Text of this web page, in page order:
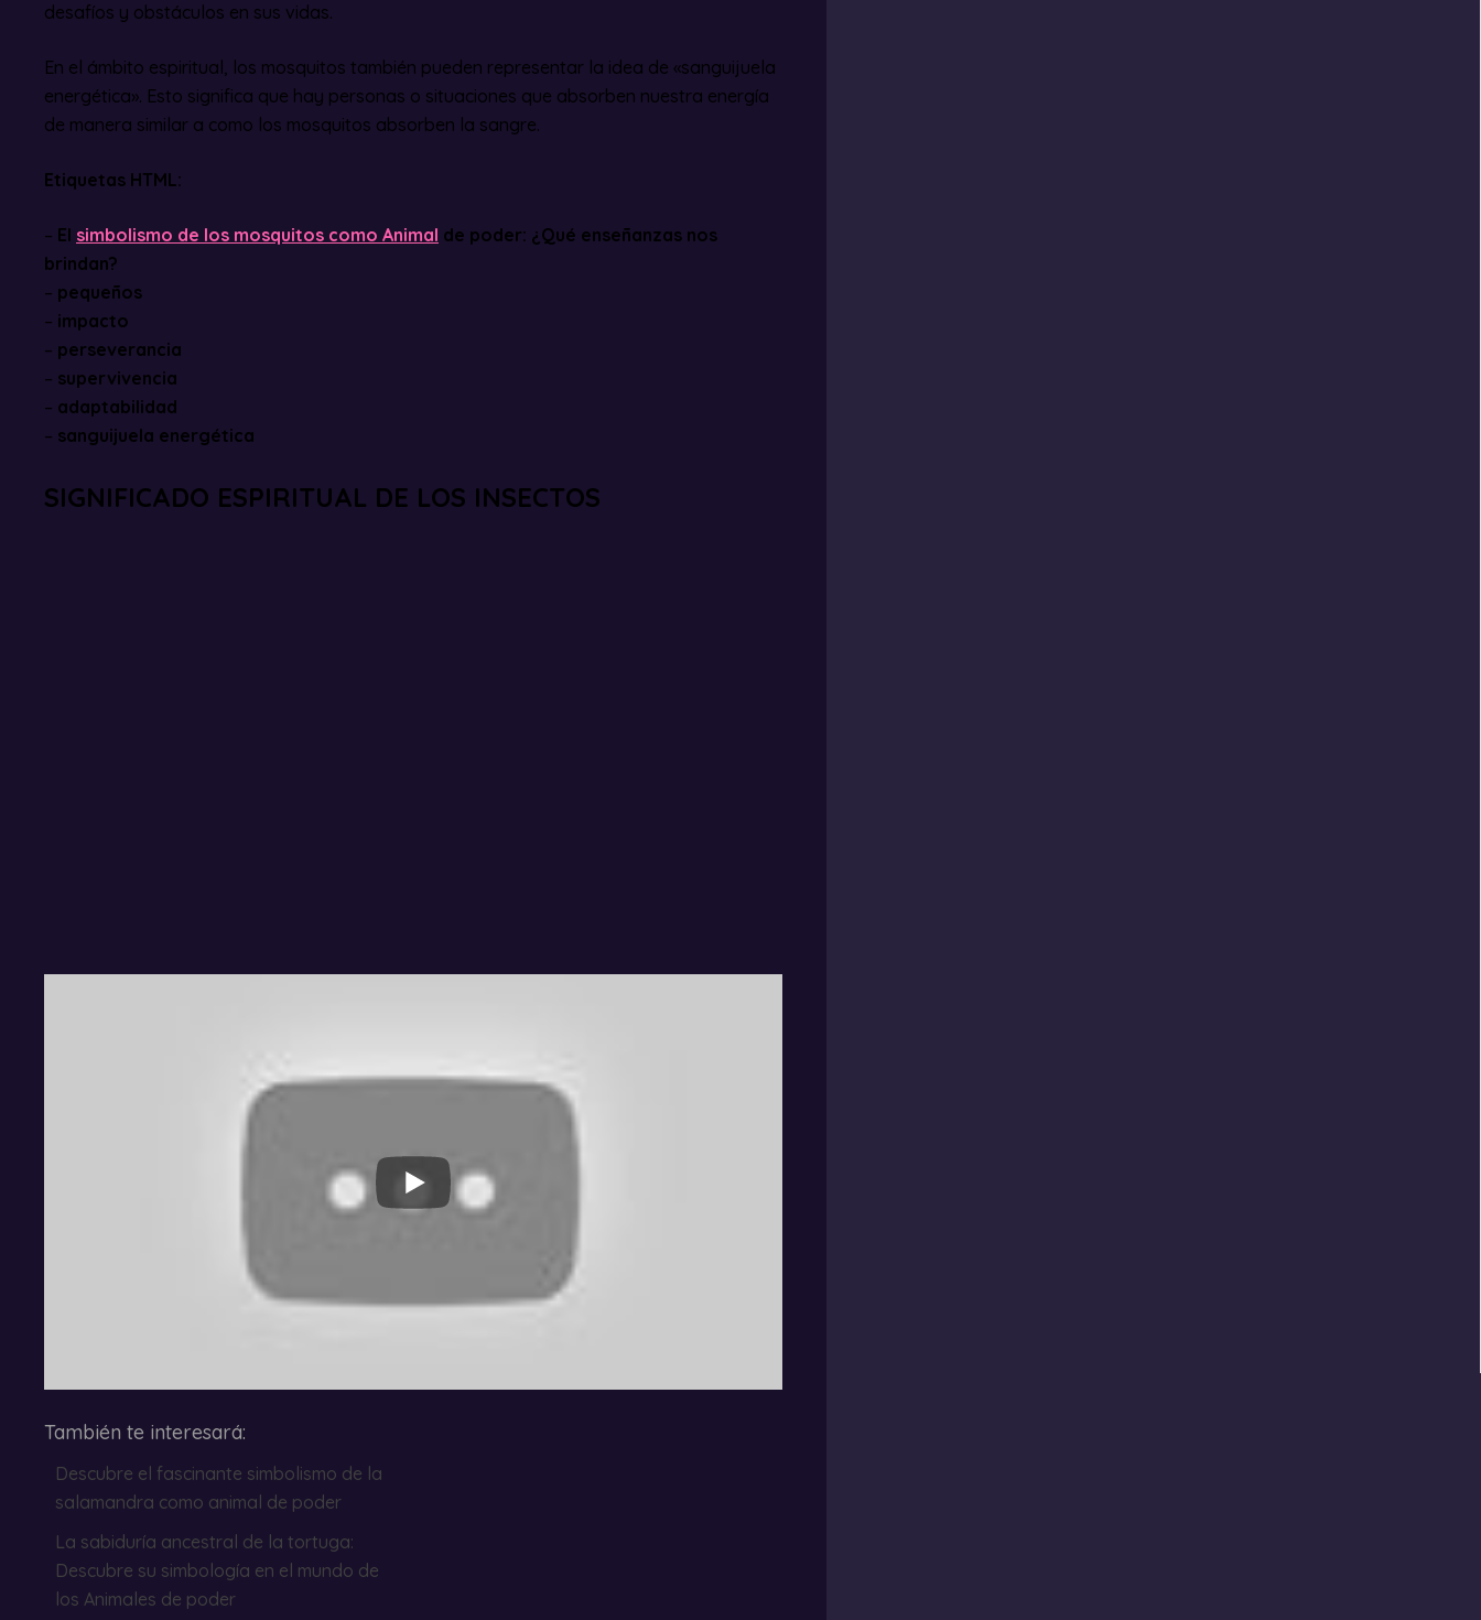
desafíos y obstáculos en sus vidas.
En el ámbito espiritual, los mosquitos también pueden representar la idea de «sanguijuela
energética». Esto significa que hay personas o situaciones que absorben nuestra energía
de manera similar a como los mosquitos absorben la sangre.
Etiquetas HTML:
– El simbolismo de los mosquitos como Animal de poder: ¿Qué enseñanzas nos
brindan?
– pequeños
– impacto
– perseverancia
– supervivencia
– adaptabilidad
– sanguijuela energética
SIGNIFICADO ESPIRITUAL DE LOS INSECTOS
También te interesará:
Descubre el fascinante simbolismo de la
salamandra como animal de poder
La sabiduría ancestral de la tortuga:
Descubre su simbología en el mundo de
los Animales de poder